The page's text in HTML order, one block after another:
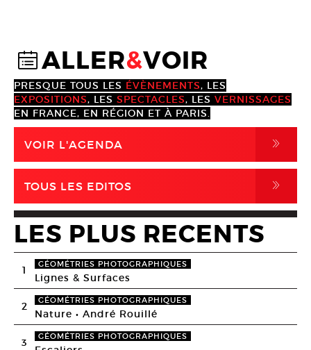
@ALLER&VOIR
PRESQUE TOUS LES ÉVÈNEMENTS, LES
EXPOSITIONS, LES SPECTACLES, LES VERNISSAGES
EN FRANCE, EN RÉGION ET À PARIS.
VOIR L'AGENDA ,
TOUS LES EDITOS ,
LES PLUS RECENTS
1 GÉOMÉTRIES PHOTOGRAPHIQUES
Lignes & Surfaces
2 GÉOMÉTRIES PHOTOGRAPHIQUES
Nature • André Rouillé
3 GÉOMÉTRIES PHOTOGRAPHIQUES